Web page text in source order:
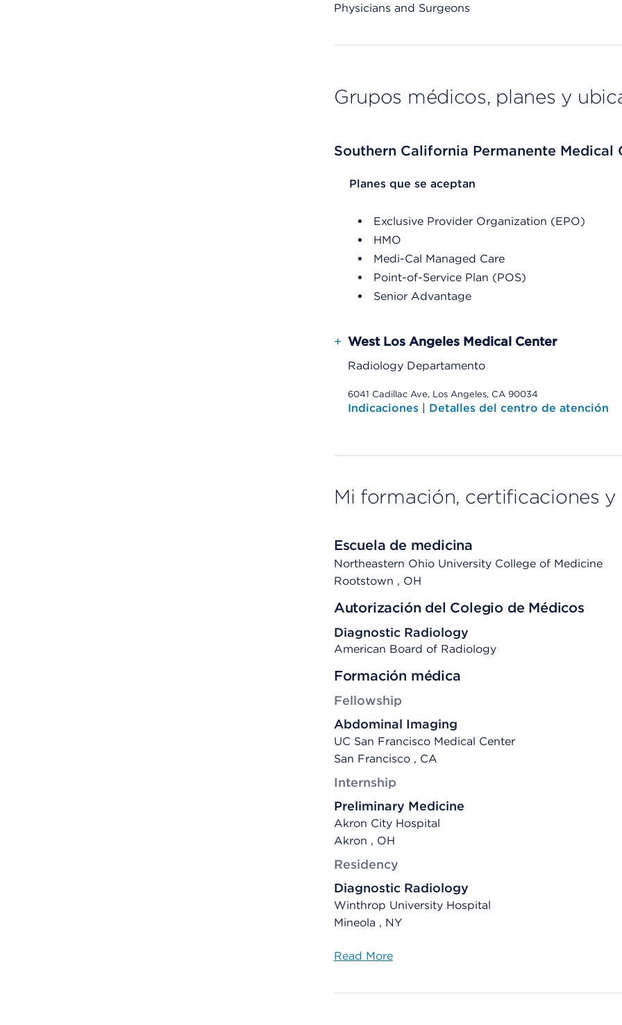
Physicians and Surgeons
Grupos médicos, planes y
Southern California Permanente Medical
List Header Planes que se aceptan
Planes que se aceptan
Exclusive Provider Organization (EPO)
HMO
Medi-Cal Managed Care
Point-of-Service Plan (POS)
Senior Advantage
+ West Los Angeles Medical Center
Radiology Departamento
6041 Cadillac Ave, Los Angeles, CA 90034
Indicaciones | Detalles del centro de atención
Mi formación, certificaciones y
Escuela de medicina
Northeastern Ohio University College of Medicine
Rootstown , OH
Autorización del Colegio de Médicos
Diagnostic Radiology
American Board of Radiology
Formación médica
Fellowship
Abdominal Imaging
UC San Francisco Medical Center
San Francisco , CA
Internship
Preliminary Medicine
Akron City Hospital
Akron , OH
Residency
Diagnostic Radiology
Winthrop University Hospital
Mineola , NY
Read More